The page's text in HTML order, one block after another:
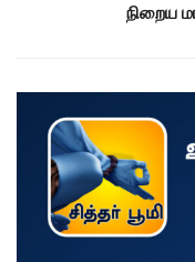
நிறைய